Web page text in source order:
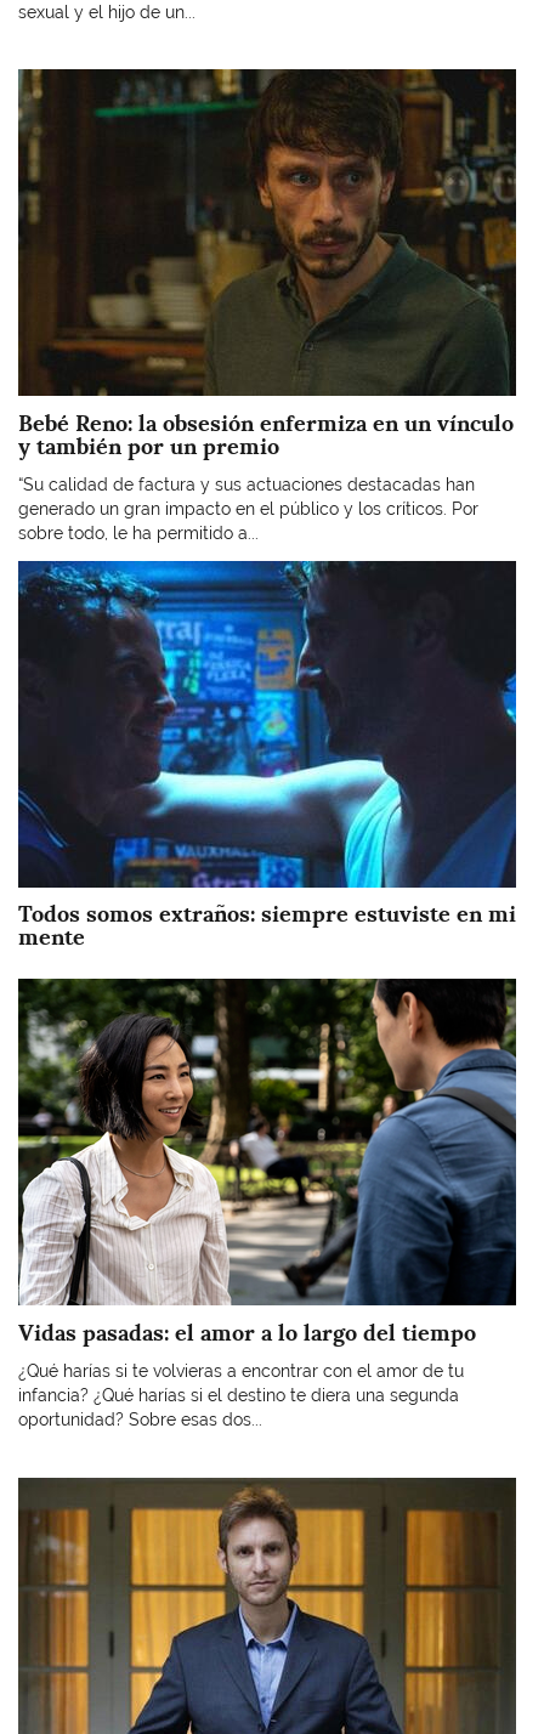
sexual y el hijo de un...
Imagen
Bebé Reno: la obsesión enfermiza en un vínculo
y también por un premio
“Su calidad de factura y sus actuaciones destacadas han
generado un gran impacto en el público y los críticos. Por
sobre todo, le ha permitido a...
Imagen
Todos somos extraños: siempre estuviste en mi
mente
Imagen
Vidas pasadas: el amor a lo largo del tiempo
¿Qué harías si te volvieras a encontrar con el amor de tu
infancia? ¿Qué harías si el destino te diera una segunda
oportunidad? Sobre esas dos...